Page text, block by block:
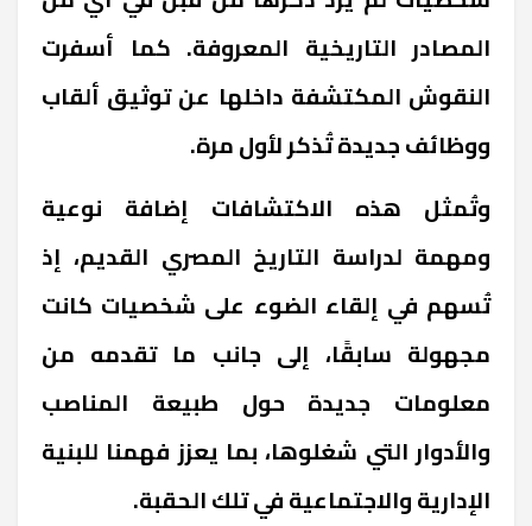
المصادر التاريخية المعروفة. كما أسفرت
النقوش المكتشفة داخلها عن توثيق ألقاب
ووظائف جديدة تُذكر لأول مرة.
وتُمثل هذه الاكتشافات إضافة نوعية
ومهمة لدراسة التاريخ المصري القديم، إذ
تُسهم في إلقاء الضوء على شخصيات كانت
مجهولة سابقًا، إلى جانب ما تقدمه من
معلومات جديدة حول طبيعة المناصب
والأدوار التي شغلوها، بما يعزز فهمنا للبنية
الإدارية والاجتماعية في تلك الحقبة.